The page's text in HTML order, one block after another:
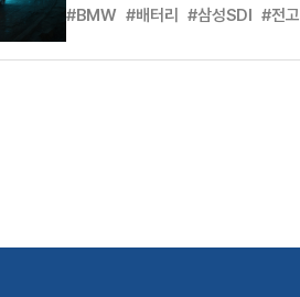
#BMW #배터리 #삼성SDI #전